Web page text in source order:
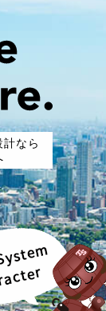
なら